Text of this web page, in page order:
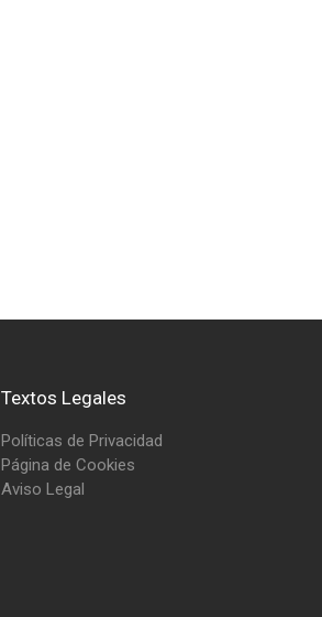
Textos Legales
Políticas de Privacidad
Página de Cookies
Aviso Legal